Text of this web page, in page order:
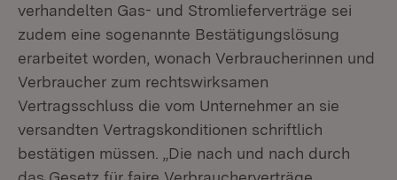
verhandelten Gas- und Stromlieferverträge sei
zudem eine sogenannte Bestätigungslösung
erarbeitet worden, wonach Verbraucherinnen und
Verbraucher zum rechtswirksamen
Vertragsschluss die vom Unternehmer an sie
versandten Vertragskonditionen schriftlich
bestätigen müssen. „Die nach und nach durch